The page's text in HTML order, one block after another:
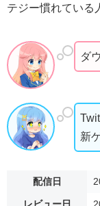
テジー慣れている
ダ
新
配信日
レビュー日